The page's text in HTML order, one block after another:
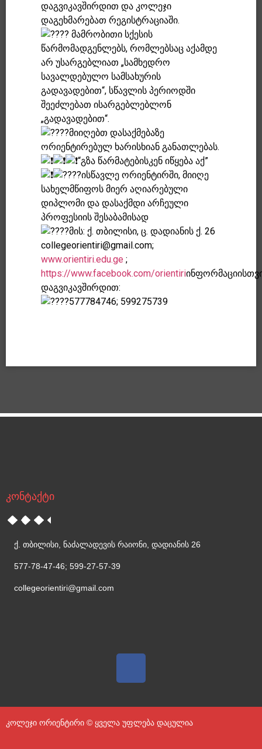
დაგვიკავშირდით და კოლეჯი
დაგეხმარებათ რეგისტრაციაში.
მამრობითი სქესის
წარმომადგენლებს, რომლებსაც აქამდე
არ უსარგებლიათ „სამხედრო
სავალდებულო სამსახურის
გადავადებით“, სწავლის პერიოდში
შეეძლებათ ისარგებლებლონ
„გადავადებით“.
მიიღებთ დასაქმებაზე
ორიენტირებულ ხარისხიან განათლებას.
“გზა წარმატებისკენ იწყება აქ”
ისწავლე ორიენტირში, მიიღე
სახელმწიფოს მიერ აღიარებული
დიპლომი და დასაქმდი არჩეული
პროფესიის შესაბამისად
მის: ქ. თბილისი, ც. დადიანის ქ. 26
collegeorientiri@gmail.com;
www.orientiri.edu.ge ;
https://www.facebook.com/orientiri
დაგვიკავშირდით:
577784746; 599275739
კონტაქტი
ქ. თბილისი, ნაძალადევის რაიონი, დადიანის 26
577-78-47-46; 599-27-57-39
collegeorientiri@gmail.com
კოლეჯი ორიენტირი © ყველა უფლება დაცულია